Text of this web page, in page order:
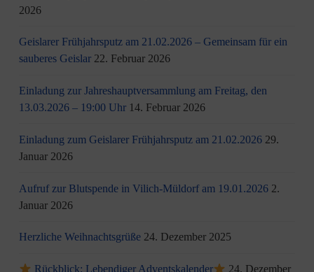
2026
Geislarer Frühjahrsputz am 21.02.2026 – Gemeinsam für ein
sauberes Geislar 22. Februar 2026
Einladung zur Jahreshauptversammlung am Freitag, den
13.03.2026 – 19:00 Uhr 14. Februar 2026
Einladung zum Geislarer Frühjahrsputz am 21.02.2026 29.
Januar 2026
Aufruf zur Blutspende in Vilich-Müldorf am 19.01.2026 2.
Januar 2026
Herzliche Weihnachtsgrüße 24. Dezember 2025
Rückblick: Lebendiger Adventskalender
24. Dezember